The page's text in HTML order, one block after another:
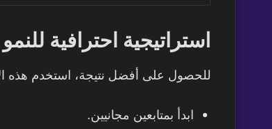
استراتيجية احترافية للنمو
للحصول على أفضل نتيجة، استخدم هذه
ابدأ بمتابعين مجانيين.